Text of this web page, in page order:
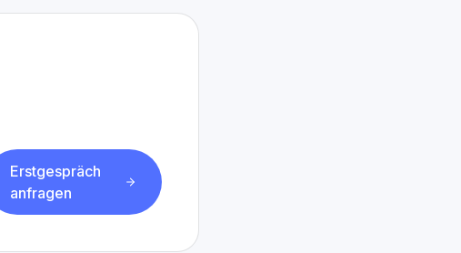
Erstgespräch
anfragen